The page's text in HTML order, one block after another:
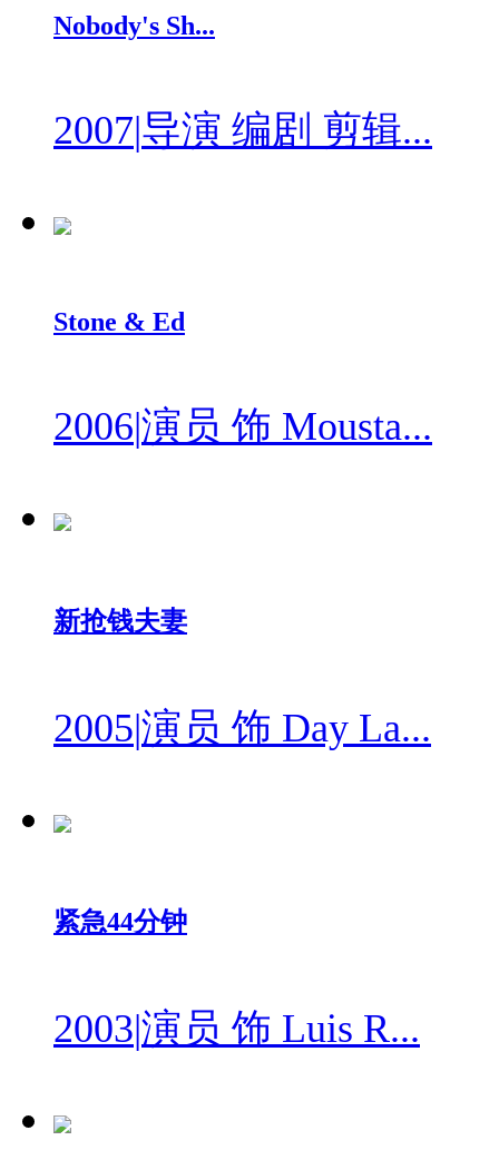
Nobody's Sh...
2007|导演 编剧 剪辑...
Stone & Ed
2006|演员 饰 Mousta...
新抢钱夫妻
2005|演员 饰 Day La...
紧急44分钟
2003|演员 饰 Luis R...